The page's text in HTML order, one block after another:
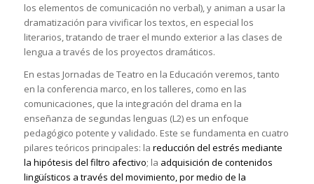
los elementos de comunicación no verbal), y animan a usar la
dramatización para vivificar los textos, en especial los
literarios, tratando de traer el mundo exterior a las clases de
lengua a través de los proyectos dramáticos.
En estas Jornadas de Teatro en la Educación veremos, tanto
en la conferencia marco, en los talleres, como en las
comunicaciones, que la integración del drama en la
enseñanza de segundas lenguas (L2) es un enfoque
pedagógico potente y validado. Este se fundamenta en cuatro
pilares teóricos principales: la reducción del estrés mediante
la hipótesis del filtro afectivo; la adquisición de contenidos
lingüísticos a través del movimiento, por medio de la